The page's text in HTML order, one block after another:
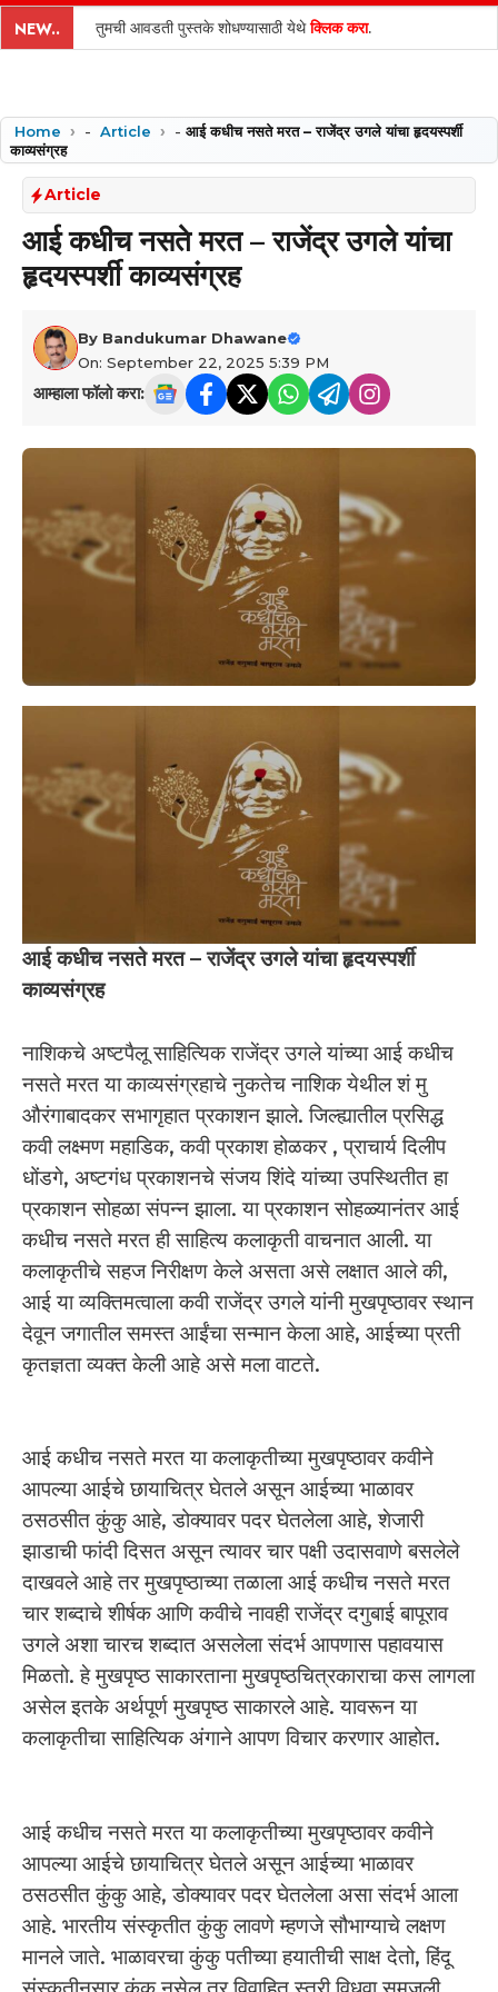
content
NEW.. तुमची आवडती पुस्तके शोधण्यासाठी येथेक्लिक करा.
Home - Article - आई कधीच नसते मरत – राजेंद्र उगले यांचा हृदयस्पर्शी
काव्यसंग्रह
Article
आई कधीच नसते मरत – राजेंद्र उगले यांचा
हृदयस्पर्शी काव्यसंग्रह
By Bandukumar Dhawane
On: September 22, 2025 5:39 PM
आम्हाला फॉलो करा:
आई कधीच नसते मरत – राजेंद्र उगले यांचा हृदयस्पर्शी
काव्यसंग्रह
नाशिकचे अष्टपैलू साहित्यिक राजेंद्र उगले यांच्या आई कधीच
नसते मरत या काव्यसंग्रहाचे नुकतेच नाशिक येथील शं मु
औरंगाबादकर सभागृहात प्रकाशन झाले. जिल्ह्यातील प्रसिद्ध
कवी लक्ष्मण महाडिक, कवी प्रकाश होळकर , प्राचार्य दिलीप
धोंडगे, अष्टगंध प्रकाशनचे संजय शिंदे यांच्या उपस्थितीत हा
प्रकाशन सोहळा संपन्न झाला. या प्रकाशन सोहळ्यानंतर आई
कधीच नसते मरत ही साहित्य कलाकृती वाचनात आली. या
कलाकृतीचे सहज निरीक्षण केले असता असे लक्षात आले की,
आई या व्यक्तिमत्वाला कवी राजेंद्र उगले यांनी मुखपृष्ठावर स्थान
देवून जगातील समस्त आईंचा सन्मान केला आहे, आईच्या प्रती
कृतज्ञता व्यक्त केली आहे असे मला वाटते.
आई कधीच नसते मरत या कलाकृतीच्या मुखपृष्ठावर कवीने
आपल्या आईचे छायाचित्र घेतले असून आईच्या भाळावर
ठसठसीत कुंकु आहे, डोक्यावर पदर घेतलेला आहे, शेजारी
झाडाची फांदी दिसत असून त्यावर चार पक्षी उदासवाणे बसलेले
दाखवले आहे तर मुखपृष्ठाच्या तळाला आई कधीच नसते मरत
चार शब्दाचे शीर्षक आणि कवीचे नावही राजेंद्र दगुबाई बापूराव
उगले अशा चारच शब्दात असलेला संदर्भ आपणास पहावयास
मिळतो. हे मुखपृष्ठ साकारताना मुखपृष्ठचित्रकाराचा कस लागला
असेल इतके अर्थपूर्ण मुखपृष्ठ साकारले आहे. यावरून या
कलाकृतीचा साहित्यिक अंगाने आपण विचार करणार आहोत.
आई कधीच नसते मरत या कलाकृतीच्या मुखपृष्ठावर कवीने
आपल्या आईचे छायाचित्र घेतले असून आईच्या भाळावर
ठसठसीत कुंकु आहे, डोक्यावर पदर घेतलेला असा संदर्भ आला
आहे. भारतीय संस्कृतीत कुंकु लावणे म्हणजे सौभाग्याचे लक्षण
मानले जाते. भाळावरचा कुंकु पतीच्या हयातीची साक्ष देतो, हिंदू